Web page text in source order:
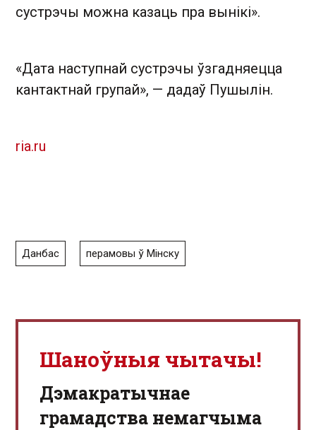
сустрэчы можна казаць пра вынікі».
«Дата наступнай сустрэчы ўзгадняецца
кантактнай групай», — дадаў Пушылін.
ria.ru
Данбас перамовы ў Мінску
Шаноўныя чытачы!
Дэмакратычнае
грамадства немагчыма